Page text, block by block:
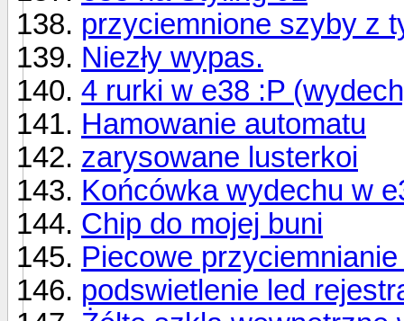
przyciemnione szyby z
Niezły wypas.
4 rurki w e38 :P
Hamowanie automatu
zarysowane lusterkoi
Końcówka wydechu w
Chip do mojej buni
Piecowe
podswietlenie led